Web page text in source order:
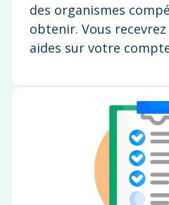
des organismes
obtenir. Vous
aides sur votre